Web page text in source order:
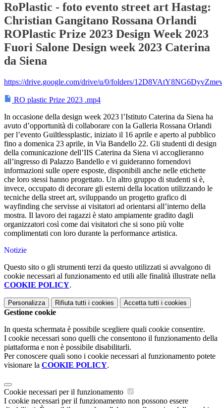
RoPlastic - foto evento street art Hastag:
Christian Gangitano Rossana Orlandi
ROPlastic Prize 2023 Design Week 2023
Fuori Salone Design week 2023 Caterina
da Siena
https://drive.google.com/drive/u/0/folders/
RO plastic Prize 2023 .mp4
In occasione della design week 2023 l’Istituto Caterina da Siena ha
avuto d’opportunità di collaborare con la Galleria Rossana Orlandi
per l’evento Guiltlessplastic, iniziato il 16 aprile e aperto al pubblico
fino a domenica 23 aprile, in Via Bandello 22. Gli studenti di design
della comunicazione dell’IIS Caterina da Siena vi accoglieranno
all’ingresso di Palazzo Bandello e vi guideranno fornendovi
informazioni sulle opere esposte, disponibili anche nelle etichette
che loro stessi hanno progettato. Un altro gruppo di studenti si è,
invece, occupato di decorare gli esterni della location utilizzando le
tecniche della street art, sviluppando un progetto grafico di
wayfinding che servisse ai visitatori ad orientarsi all’interno della
mostra. Il lavoro dei ragazzi è stato ampiamente gradito dagli
organizzatori così come dai visitatori che si sono più volte
complimentati con loro durante la performance artistica.
Notizie
Questo sito o gli strumenti terzi da questo utilizzati si avvalgono di
cookie necessari al funzionamento ed utili alle finalità illustrate nella
COOKIE POLICY.
Personalizza Rifiuta tutti i cookies Accetta tutti i cookies
Gestione cookie
In questa schermata è possibile scegliere quali cookie consentire.
I cookie necessari sono quelli che consentono il funzionamento della
piattaforma e non è possibile disabilitarli.
Per conoscere quali sono i cookie necessari al funzionamento potete
visionare la COOKIE POLICY.
Cookie necessari per il funzionamento
I cookie necessari per il funzionamento non possono essere